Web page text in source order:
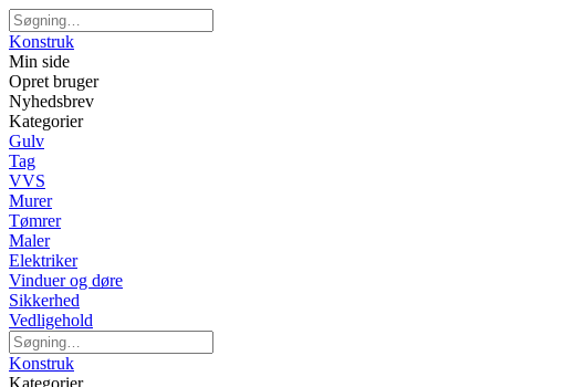
Konstruk
Min side
Opret bruger
Nyhedsbrev
Kategorier
Gulv
Tag
VVS
Murer
Tømrer
Maler
Elektriker
Vinduer og døre
Sikkerhed
Vedligehold
Konstruk
Kategorier